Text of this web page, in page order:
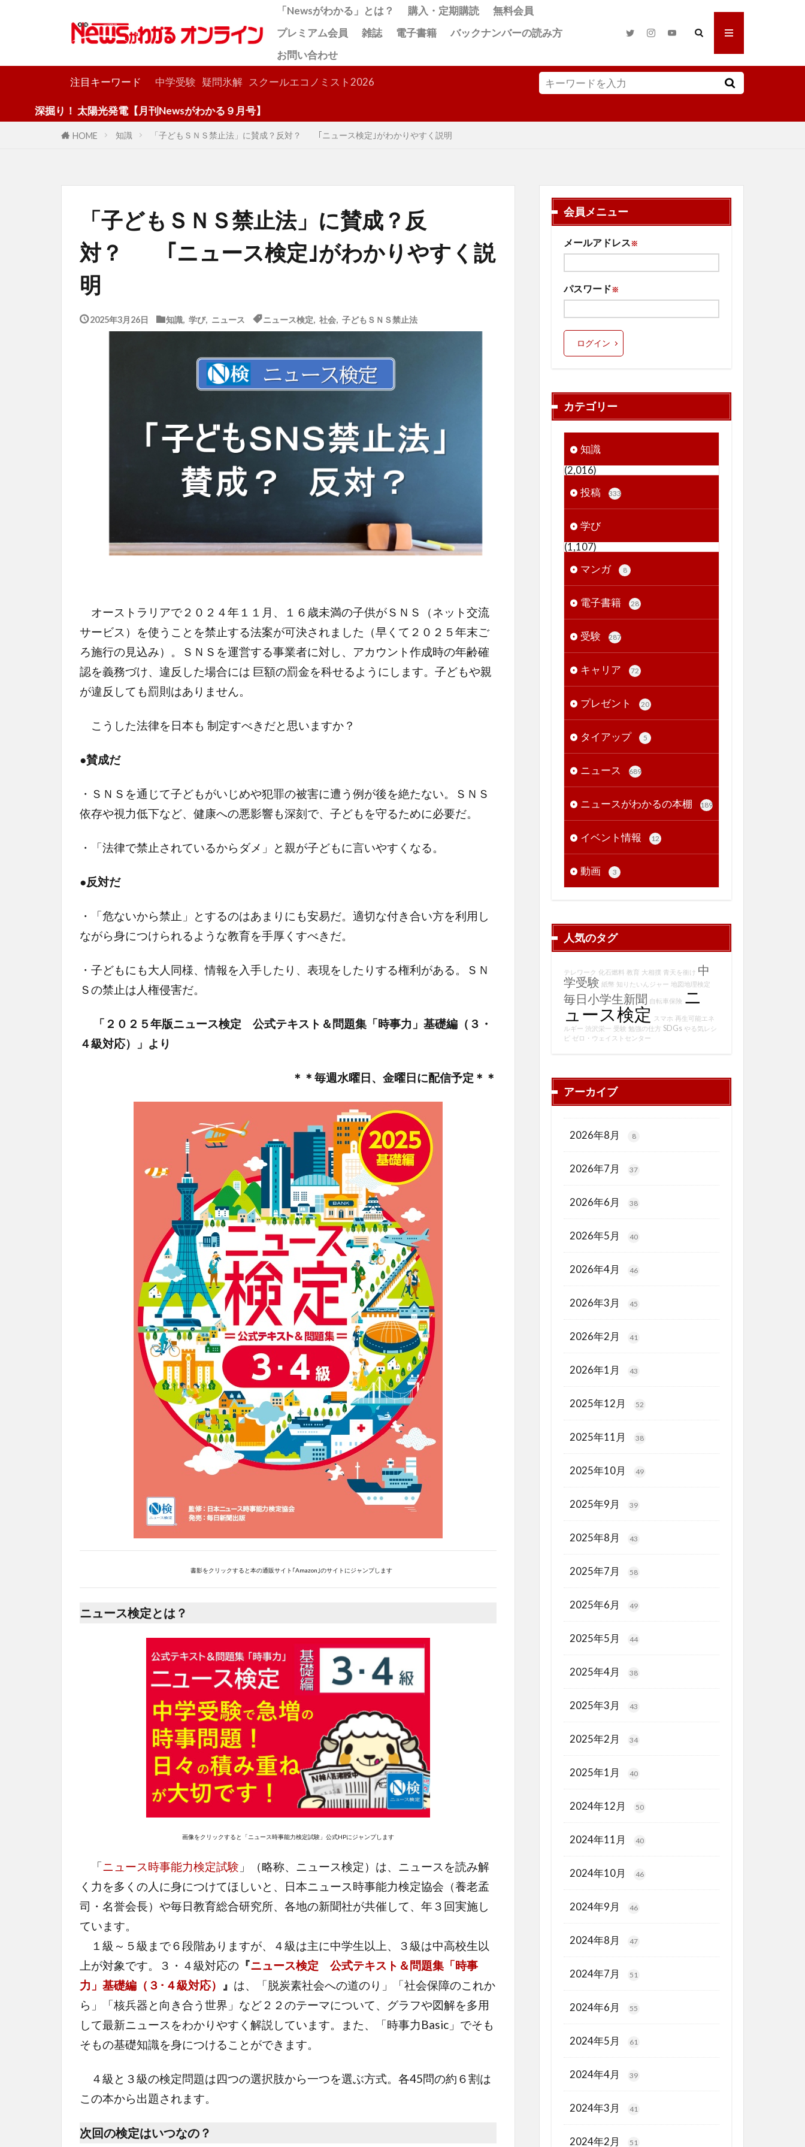
「Newsがわかる」とは？ 購入・定期購読
無料会員
プレミアム会員
雑誌 電子書籍
バックナンバーの読み方
お問い合わせ
注目キーワード 中学受験 疑問氷解 スクールエコノミスト2026
！ 太陽光発電【月刊Newsがわかる９月号】
HOME 知識 「子どもＳＮＳ禁止法」に賛成？反対？ ｢ニュース検定｣がわかりやすく説明
「子どもＳＮＳ禁止法」に賛成？反
対？ ｢ニュース検定｣がわかりやすく説
明
2025年3月26日 知識 学び, ニュース ニュース検定 社会, 子どもＳＮＳ禁止法
オーストラリアで２０２４年１１月、１６歳未満の子供がＳＮＳ（ネット交流
サービス）を使うことを禁止する法案が可決されました（早くて２０２５年末ご
ろ施行の見込み）。ＳＮＳを運営する事業者に対し、アカウント作成時の年齢確
認を義務づけ、違反した場合には 巨額の罰金を科せるようにします。子どもや親
が違反しても罰則はありません。
こうした法律を日本も 制定すべきだと思いますか？
●賛成だ
・ＳＮＳを通じて子どもがいじめや犯罪の被害に遭う例が後を絶たない。ＳＮＳ
依存や視力低下など、健康への悪影響も深刻で、子どもを守るために必要だ。
・「法律で禁止されているからダメ」と親が子どもに言いやすくなる。
●反対だ
・「危ないから禁止」とするのはあまりにも安易だ。適切な付き合い方を利用し
ながら身につけられるような教育を手厚くすべきだ。
・子どもにも大人同様、情報を入手したり、表現をしたりする権利がある。ＳＮ
Ｓの禁止は人権侵害だ。
「２０２５年版ニュース検定 公式テキスト＆問題集「時事力」基礎編（３・
４級対応）」より
＊＊毎週水曜日、金曜日に配信予定＊＊
書影をクリックすると本の通販サイト｢Amazon｣のサイトにジャンプします
ニュース検定とは？
画像をクリックすると「ニュース時事能力検定試験」公式HPにジャンプします
「ニュース時事能力検定試験 」（略称、ニュース検定）は、ニュースを読み解
く力を多くの人に身につけてほしいと、日本ニュース時事能力検定協会（養老孟
司・名誉会長）や毎日教育総合研究所、各地の新聞社が共催して、年３回実施し
ています。
１級～５級まで６段階ありますが、４級は主に中学生以上、３級は中高校生以
上が対象です。３・４級対応の 『ニュース検定 公式テキスト＆問題集「時事
力」基礎編（３･４級対応） 』 は、「脱炭素社会への道のり」「社会保障のこれか
ら」「核兵器と向き合う世界」など２２のテーマについて、グラフや図解を多用
して最新ニュースをわかりやすく解説しています。また、「時事力Basic」でそも
そもの基礎知識を身につけることができます。
４級と３級の検定問題は四つの選択肢から一つを選ぶ方式。各45問の約６割は
この本から出題されます。
次回の検定はいつなの？
会員メニュー
メールアドレス※
パスワード※
ログイン
カテゴリー
知識
(2,016)
投稿
333
学び
(1,107)
マンガ
8
電子書籍 28
受験 287
キャリア 72
プレゼント 20
タイアップ 5
ニュース 689
ニュースがわかるの本棚 189
イベント情報 12
動画 3
人気のタグ
テレワーク 化石燃料 教育 大相撲 青天を衝け 中
学受験 紙幣 知りたいんジャー 地図地理検定
毎日小学生新聞 自転車保険 ニ
ュース検定
スマホ 再生可能エネ
ルギー 渋沢栄一 受験 勉強の仕方 SDGs やる気レシ
ピ ゼロ・ウェイストセンター
アーカイブ
2026年8月 8
2026年7月 37
2026年6月 38
2026年5月 40
2026年4月 46
2026年3月 45
2026年2月 41
2026年1月 43
2025年12月 52
2025年11月 38
2025年10月 49
2025年9月 39
2025年8月 43
2025年7月 58
2025年6月 49
2025年5月 44
2025年4月 38
2025年3月 43
2025年2月 34
2025年1月 40
2024年12月 50
2024年11月 40
2024年10月 46
2024年9月 46
2024年8月 47
2024年7月 51
2024年6月 55
2024年5月 61
2024年4月 39
2024年3月 41
2024年2月 51
検索